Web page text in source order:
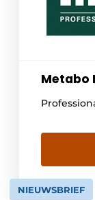
Metabo
NIEUWSBRIEF